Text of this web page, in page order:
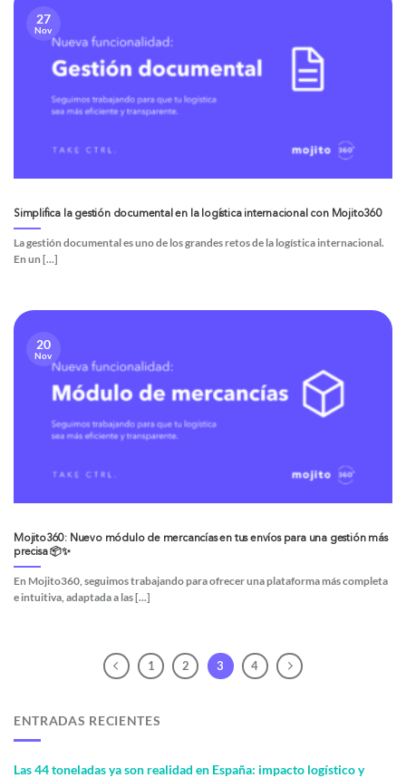
Simplifica la gestión documental en la logística internacional con Mojito360
La gestión documental es uno de los grandes retos de la logística internacional.
En un [...]
27
Nov
Mojito360: Nuevo módulo de mercancías en tus envíos para una gestión más
precisa 📦✨
En Mojito360, seguimos trabajando para ofrecer una plataforma más completa
e intuitiva, adaptada a las [...]
20
Nov
1 2 3 4
ENTRADAS RECIENTES
Las 44 toneladas ya son realidad en España: impacto logístico y